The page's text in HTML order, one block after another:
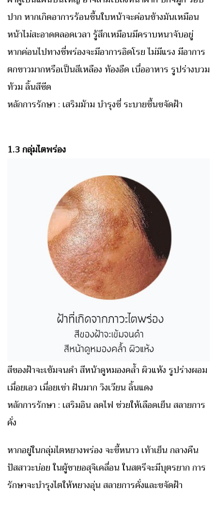
ปาก หากเกิดอาการร้อนชื้นใบหน้าจะค่อนข้างมันเหมือน
หน้าไม่สะอาดตลอดเวลา รู้สึกเหมือนมีคราบหนาจับอยู่
หากค่อนไปทางชี่พร่องจะมีอาการอิดโรย ไม่มีแรง มีอาการ
ตกขาวมากหรือเป็นสีเหลือง ท้องอืด เบื่ออาหาร รูปร่างบวม
ท้วม ลิ้นสีซีด
หลักการรักษา : เสริมม้าม บำรุงชี่ ระบายชื้นขจัดฝ้า
1.3 กลุ่มไตพร่อง
สีของฝ้าจะเข้มจนดำ สีหน้าดูหมองคล้ำ ผิวแห้ง รูปร่างผอม
เมื่อยเอว เมื่อยเข่า ฝันมาก วิงเวียน ลิ้นแดง
หลักการรักษา : เสริมอิน ลดไฟ ช่วยให้เลือดเย็น สลายการ
คั่ง
หากอยู่ในกลุ่มไตหยางพร่อง จะขี้หนาว เท้าเย็น กลางคืน
ปัสสาวะบ่อย ในผู้ชายอสุจิเคลื่อน ในสตรีจะมีบุตรยาก การ
รักษาจะบำรุงไตให้หยางอุ่น สลายการคั่งและขจัดฝ้า